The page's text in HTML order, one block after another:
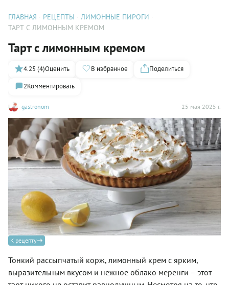
ГЛАВНАЯ РЕЦЕПТЫ
ЛИМОННЫЕ ПИРОГИ
ТАРТ С ЛИМОННЫМ КРЕМОМ
Тарт с лимонным кремом
gastronom 25 мая 2025 г.
4.25 (4)Оценить В избранное
Поделиться
2Комментировать
К рецепту
Тонкий рассыпчатый корж, лимонный крем с ярким,
выразительным вкусом и нежное облако меренги – этот